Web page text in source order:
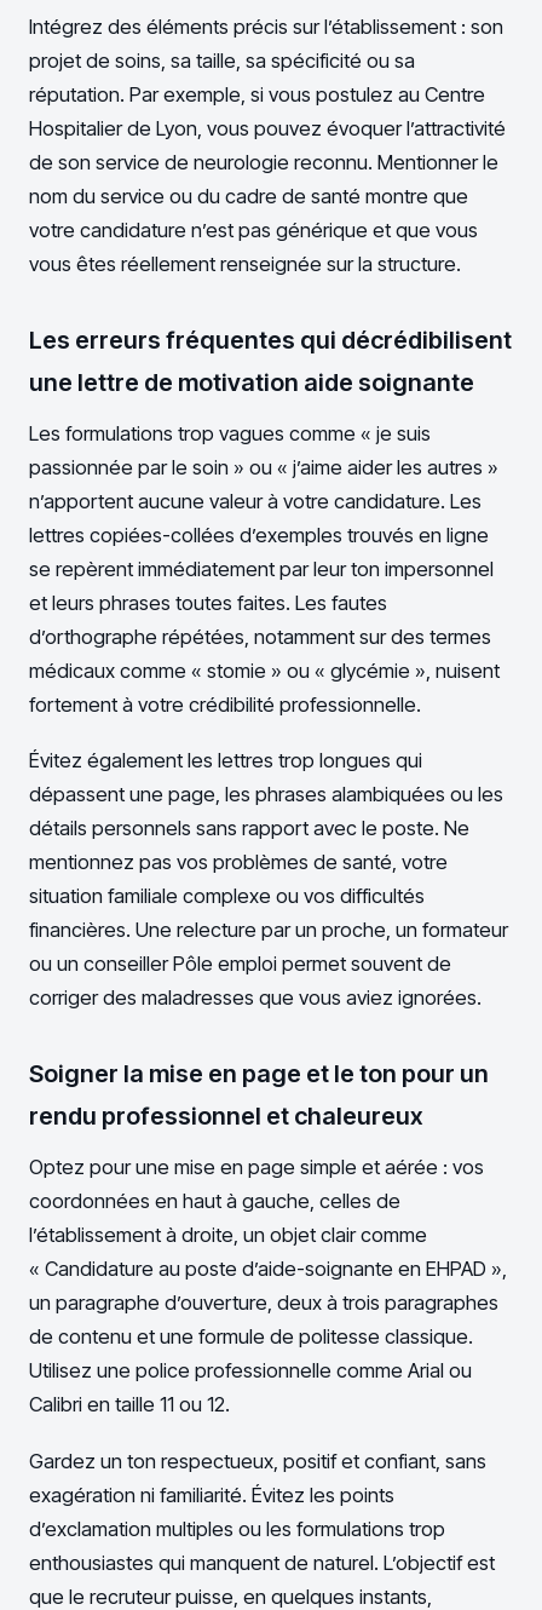
Intégrez des éléments précis sur l’établissement : son
projet de soins, sa taille, sa spécificité ou sa
réputation. Par exemple, si vous postulez au Centre
Hospitalier de Lyon, vous pouvez évoquer l’attractivité
de son service de neurologie reconnu. Mentionner le
nom du service ou du cadre de santé montre que
votre candidature n’est pas générique et que vous
vous êtes réellement renseignée sur la structure.
Les erreurs fréquentes qui décrédibilisent
une lettre de motivation aide soignante
Les formulations trop vagues comme « je suis
passionnée par le soin » ou « j’aime aider les autres »
n’apportent aucune valeur à votre candidature. Les
lettres copiées-collées d’exemples trouvés en ligne
se repèrent immédiatement par leur ton impersonnel
et leurs phrases toutes faites. Les fautes
d’orthographe répétées, notamment sur des termes
médicaux comme « stomie » ou « glycémie », nuisent
fortement à votre crédibilité professionnelle.
Évitez également les lettres trop longues qui
dépassent une page, les phrases alambiquées ou les
détails personnels sans rapport avec le poste. Ne
mentionnez pas vos problèmes de santé, votre
situation familiale complexe ou vos difficultés
financières. Une relecture par un proche, un formateur
ou un conseiller Pôle emploi permet souvent de
corriger des maladresses que vous aviez ignorées.
Soigner la mise en page et le ton pour un
rendu professionnel et chaleureux
Optez pour une mise en page simple et aérée : vos
coordonnées en haut à gauche, celles de
l’établissement à droite, un objet clair comme
« Candidature au poste d’aide-soignante en EHPAD »,
un paragraphe d’ouverture, deux à trois paragraphes
de contenu et une formule de politesse classique.
Utilisez une police professionnelle comme Arial ou
Calibri en taille 11 ou 12.
Gardez un ton respectueux, positif et confiant, sans
exagération ni familiarité. Évitez les points
d’exclamation multiples ou les formulations trop
enthousiastes qui manquent de naturel. L’objectif est
que le recruteur puisse, en quelques instants,